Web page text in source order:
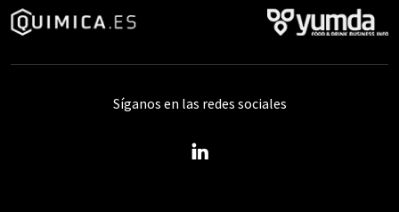
Síganos en las redes sociales